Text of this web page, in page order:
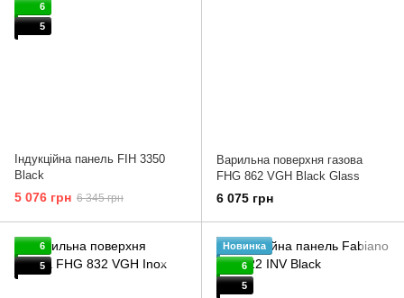
6
5
Індукційна панель FIH 3350
Black
5 076 грн 6 345 грн
Варильна поверхня газова
FHG 862 VGH Black Glass
6 075 грн
6
5
Новинка
6
5